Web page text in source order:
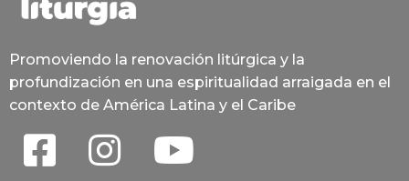
Promoviendo la renovación litúrgica y la
profundización en una espiritualidad arraigada en el
contexto de América Latina y el Caribe